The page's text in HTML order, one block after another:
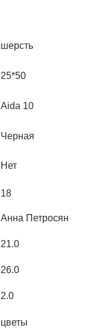
шерсть
25*50
Aida 10
Черная
Нет
18
Анна Петросян
21.0
26.0
2.0
цветы